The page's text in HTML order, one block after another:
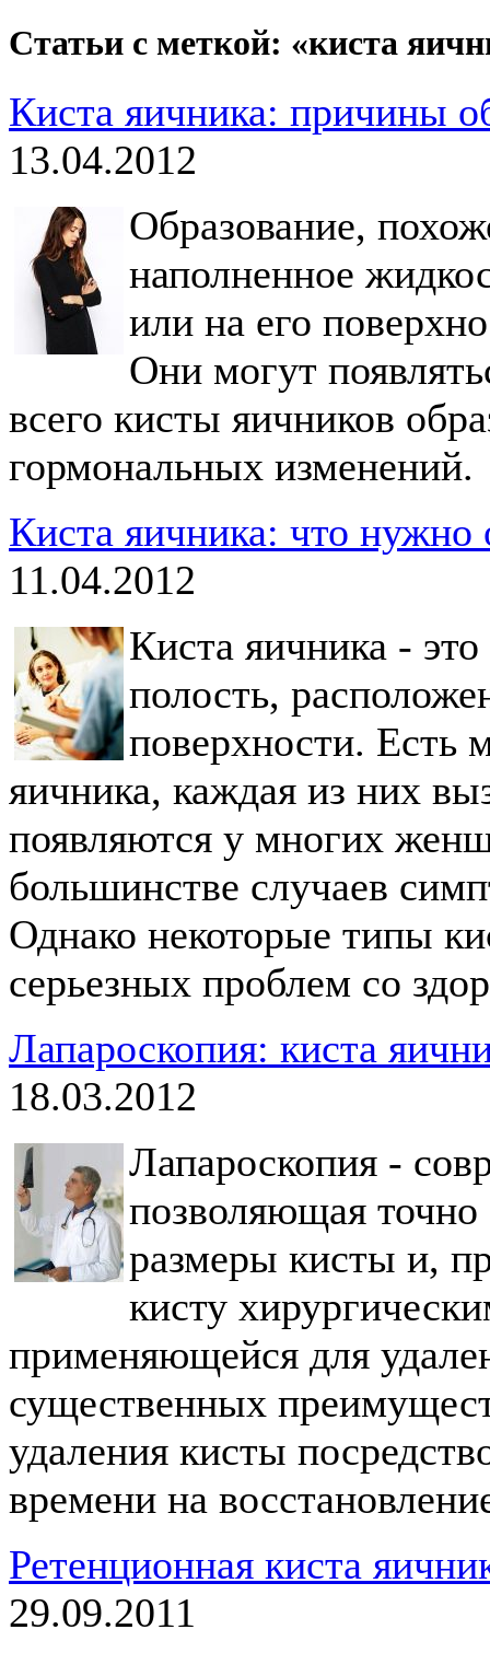
Статьи с меткой: «киста
Киста яичника: причины
13.04.2012
Образование,
наполненное
или на его
Они могут
всего кисты яичников
гормональных изменений.
Киста яичника: что нужно
11.04.2012
Киста яичника -
полость,
поверхности. Есть
яичника, каждая из них
появляются у многих
большинстве случаев
Однако некоторые типы
серьезных проблем со
Лапароскопия: киста
18.03.2012
Лапароскопия -
позволяющая точно
размеры кисты и,
кисту
применяющейся для
существенных
удаления кисты
времени на
Ретенционная киста
29.09.2011